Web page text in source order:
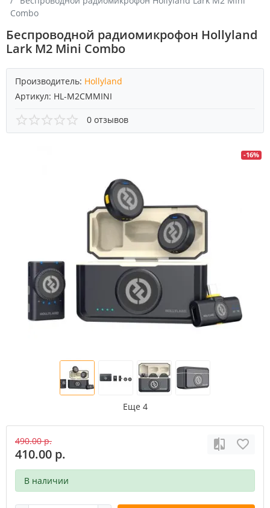
Combo
Беспроводной радиомикрофон Hollyland
Lark M2 Mini Combo
Производитель: Hollyland
Артикул: HL-M2CMMINI
0 отзывов
Еще 4
-16%
490.00 р.
410.00 р.
В наличии